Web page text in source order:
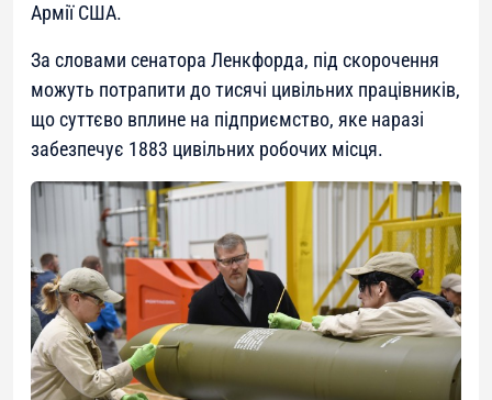
Армії США.
За словами сенатора Ленкфорда, під скорочення
можуть потрапити до тисячі цивільних працівників,
що суттєво вплине на підприємство, яке наразі
забезпечує 1883 цивільних робочих місця.